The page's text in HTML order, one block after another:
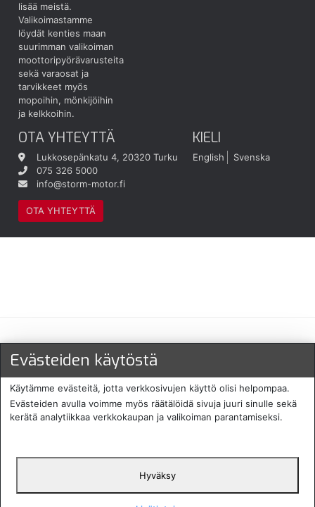
lisää meistä.
Valikoimastamme
löydät kenties maan
suurimman valikoiman
moottoripyörävarusteita
sekä varaosat ja
tarvikkeet myös
mopoihin, mönkijöihin
ja kelkkoihin.
OTA YHTEYTTÄ
Lukkosepänkatu 4, 20320 Turku
075 326 5000
info@storm-motor.fi
OTA YHTEYTTÄ
KIELI
English Svenska
Maksu- ja toimitustavat
Protecomp
Copyright 2024. All rights
English
Evästeiden käytöstä
Käytämme evästeitä, jotta verkkosivujen käyttö olisi helpompaa.
Evästeiden avulla voimme myös räätälöidä sivuja juuri sinulle sekä
kerätä analytiikkaa verkkokaupan ja valikoiman parantamiseksi.
Hyväksy